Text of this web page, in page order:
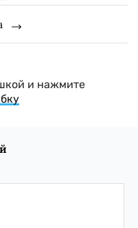
и нажмите